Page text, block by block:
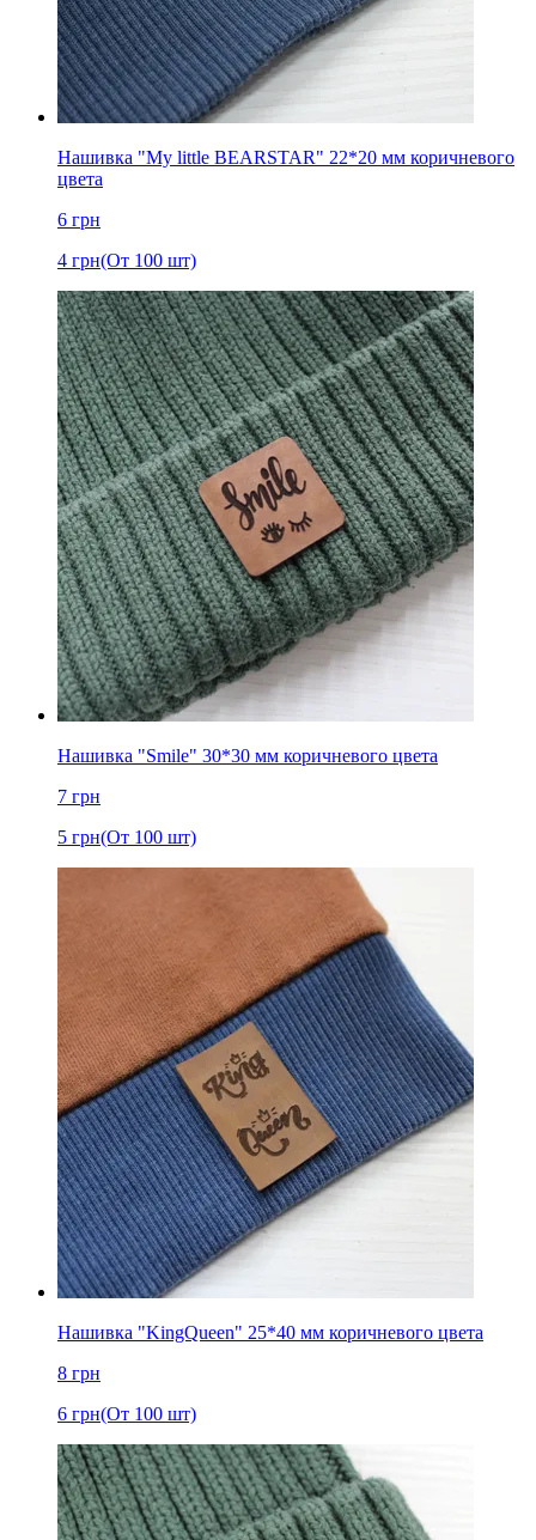
Нашивка "My little BEARSTAR" 22*20 мм коричневого
цвета
6 грн
4 грн(От 100 шт)
Нашивка "Smile" 30*30 мм коричневого цвета
7 грн
5 грн(От 100 шт)
Нашивка "KingQueen" 25*40 мм коричневого цвета
8 грн
6 грн(От 100 шт)